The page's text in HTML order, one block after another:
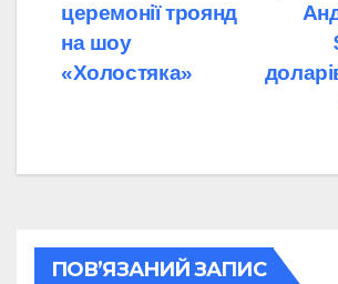
церемонії троянд
на шоу
«Холостяка»
ПОВ’ЯЗАНИЙ ЗАПИС